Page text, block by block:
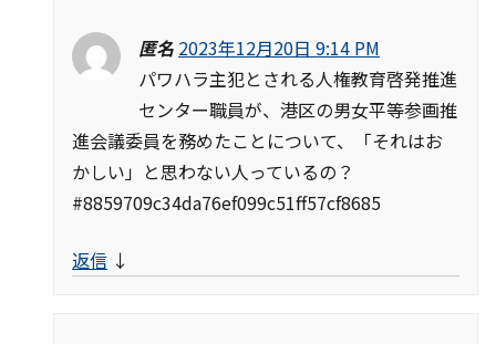
匿名 2023年12月20日 9:14 PM
パワハラ主犯とされる人権教育啓発推進
センター職員が、港区の男女平等参画推
進会議委員を務めたことについて、「それはお
かしい」と思わない人っているの？
#8859709c34da76ef099c51ff57cf8685
返信 ↓